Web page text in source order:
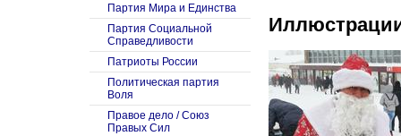
Партия Мира и Единства
Партия Социальной
Справедливости
Патриоты России
Политическая партия
Воля
Правое дело / Союз
Правых Сил